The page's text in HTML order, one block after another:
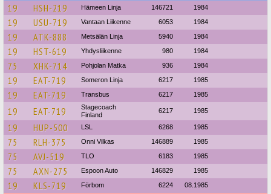
19 HSH-219 Hämeen Linja 146721 1984
19 USU-719 Vantaan Liikenne 6053 1984
19 ATK-888 Metsälän Linja 5940 1984
19 HST-619 Yhdysliikenne 980 1984
75 XHK-714 Pohjolan Matka 936 1984
19 EAT-719 Someron Linja 6217 1985
19 EAT-719 Transbus 6217 1985
19 EAT-719
Stagecoach
Finland
6217 1985
19 HUP-500 LSL 6268 1985
75 RLH-375 Onni Vilkas 146889 1985
75 AVJ-519 TLO 6183 1985
75 AXN-275 Espoon Auto 146829 1985
19 KLS-719 Förbom 6224 08.1985